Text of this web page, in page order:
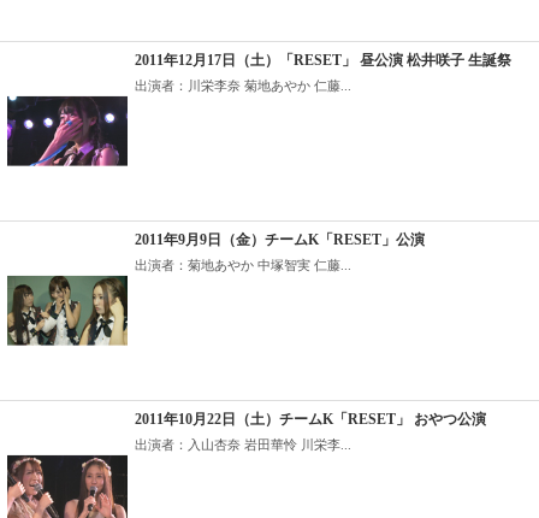
2011年12月17日（土）「RESET」 昼公演 松井咲子 生誕祭
出演者：川栄李奈 菊地あやか 仁藤...
2011年9月9日（金）チームK「RESET」公演
出演者：菊地あやか 中塚智実 仁藤...
2011年10月22日（土）チームK「RESET」 おやつ公演
出演者：入山杏奈 岩田華怜 川栄李...